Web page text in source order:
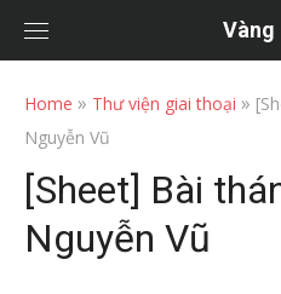
Vàng
Home » Thư viện giai thoại »
Nguyễn Vũ
[Sheet] Bài
Nguyễn Vũ